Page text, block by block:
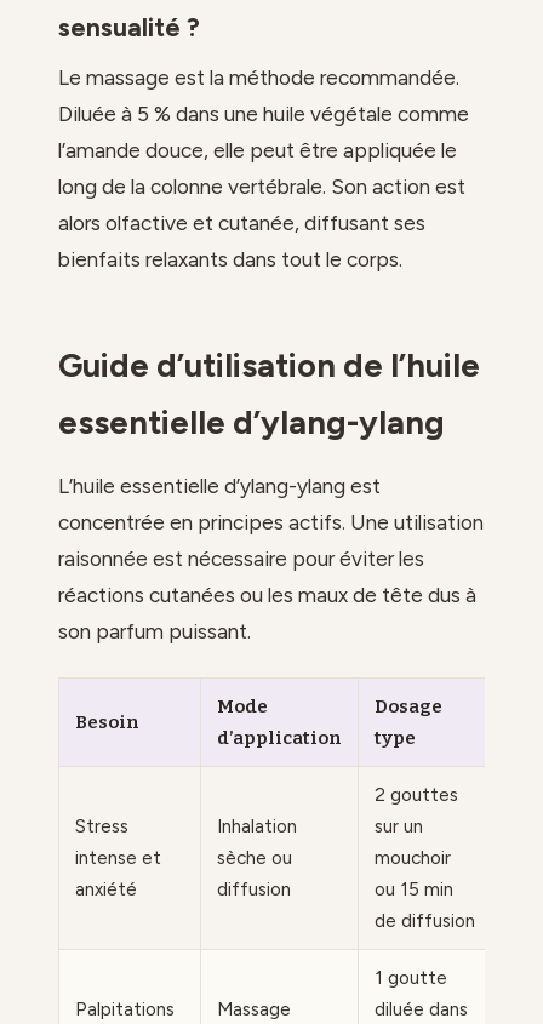
sensualité ?
Le massage est la méthode recommandée.
Diluée à 5 % dans une huile végétale comme
l’amande douce, elle peut être appliquée le
long de la colonne vertébrale. Son action est
alors olfactive et cutanée, diffusant ses
bienfaits relaxants dans tout le corps.
Guide d’utilisation de l’huile
essentielle d’ylang-ylang
L’huile essentielle d’ylang-ylang est
concentrée en principes actifs. Une utilisation
raisonnée est nécessaire pour éviter les
réactions cutanées ou les maux de tête dus à
son parfum puissant.
Besoin
Mode
d’application
Dosage
type
Stress
intense et
anxiété
Inhalation
sèche ou
diffusion
2 gouttes
sur un
mouchoir
ou 15 min
de diffusion
Palpitations Massage
1 goutte
diluée dans